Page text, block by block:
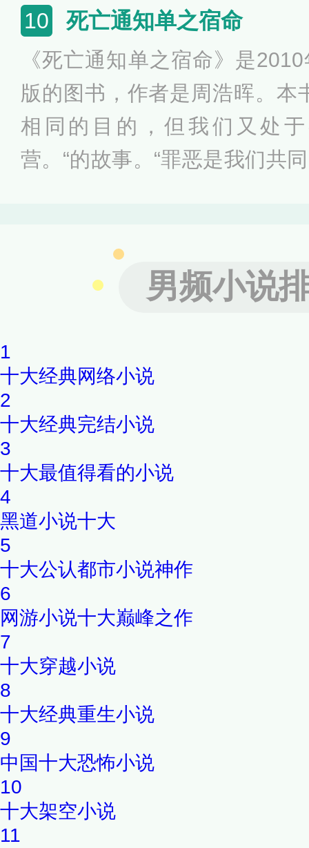
似不可思议的事件的真相。以
事”为座右铭的京极堂与关口
事。密室失踪、久孕不育、婴
寺家族的诅咒，诡谲神秘的外
无奈的故事。
10 死亡通知单之宿命
《死亡通知单之宿命》是
版的图书，作者是周浩晖。本
相同的目的，但我们又处
营。“的故事。“罪恶是我们共
令全市女孩恐惧的碎尸案真
menides对生父死亡真相的探
酷的杀手？
男频小说
1
十大经典网络小说
2
十大经典完结小说
3
十大最值得看的小说
4
黑道小说十大
5
十大公认都市小说神作
6
网游小说十大巅峰之作
7
十大穿越小说
8
十大经典重生小说
9
中国十大恐怖小说
10
十大架空小说
11